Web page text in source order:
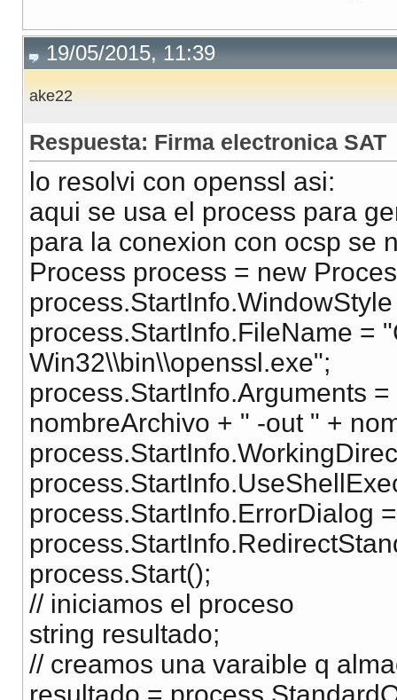
19/05/2015, 11:39
ake22
Respuesta: Firma electronica SAT
lo resolvi con openssl asi:
aqui se usa el process para
para la conexion con ocsp se
Process process = new
process.StartInfo.FileName =
Win32\\bin\\openssl.exe";
process.StartInfo.Arguments
nombreArchivo + " -out " +
process.StartInfo.ErrorDialog
process.Start();
// iniciamos el proceso
string resultado;
// creamos una varaible q